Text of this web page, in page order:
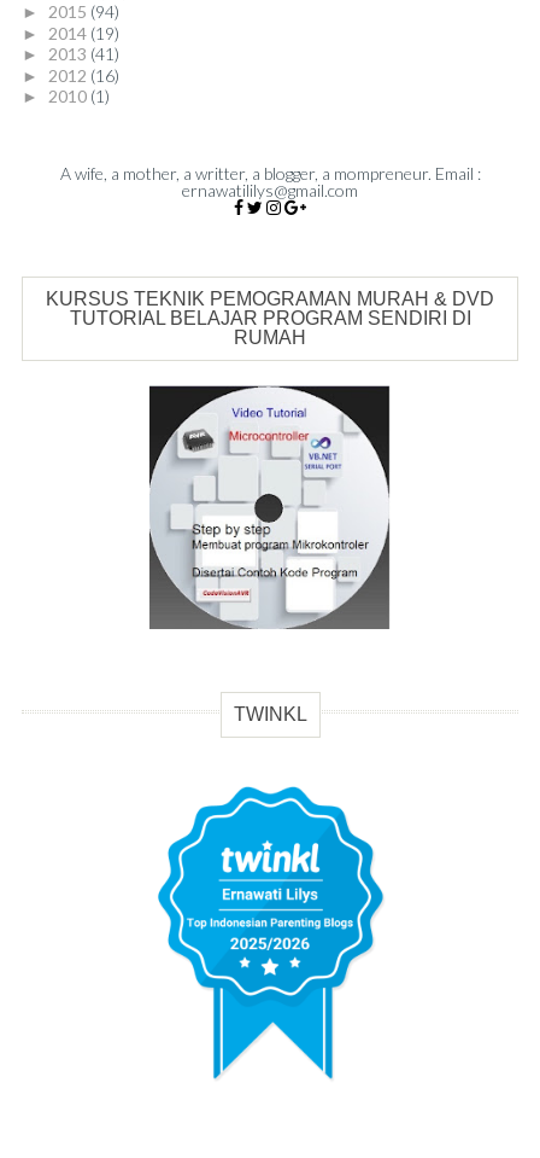
► 2015 (94)
► 2014 (19)
► 2013 (41)
► 2012 (16)
► 2010 (1)
A wife, a mother, a writter, a blogger, a mompreneur. Email :
ernawatililys@gmail.com
KURSUS TEKNIK PEMOGRAMAN MURAH & DVD
TUTORIAL BELAJAR PROGRAM SENDIRI DI
RUMAH
TWINKL